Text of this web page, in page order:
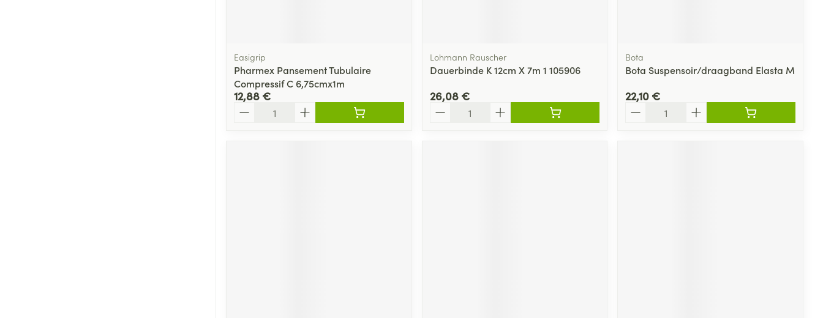
Easigrip
Pharmex Pansement Tubulaire
Compressif C 6,75cmx1m
12,88 €
Lohmann Rauscher
Dauerbinde K 12cm X 7m 1 105906
26,08 €
Bota
Bota Suspensoir/draagband Elasta M
22,10 €